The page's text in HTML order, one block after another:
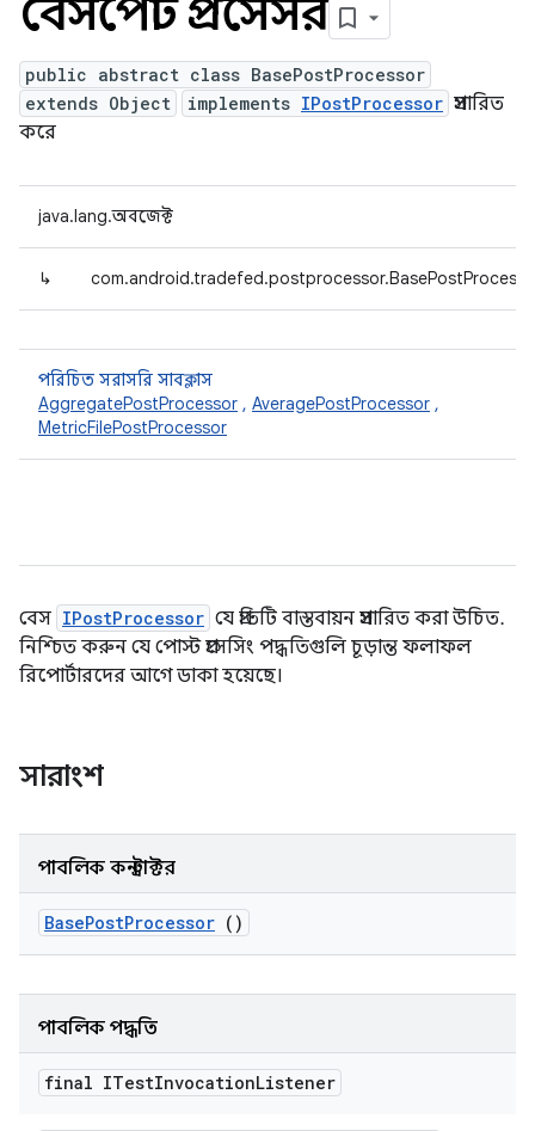
বেসপোস্ট প্রসেসর
public abstract class BasePostProcessor
extends Object
implements IPostProcessor প্রসারিত
করে
java.lang.অবজেক্ট
↳
পরিচিত সরাসরি সাবক্লাস
AggregatePostProcessor , AveragePostProcessor ,
MetricFilePostProcessor
বেস IPostProcessor যে প্রতিটি বাস্তবায়ন প্রসারিত করা উচিত.
নিশ্চিত করুন যে পোস্ট প্রসেসিং পদ্ধতিগুলি চূড়ান্ত ফলাফল
রিপোর্টারদের আগে ডাকা হয়েছে।
সারাংশ
পাবলিক কনস্ট্রাক্টর
BasePostProcessor ()
পাবলিক পদ্ধতি
final ITestInvocationListener